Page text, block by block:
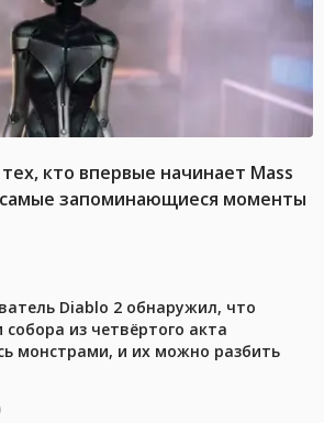
кто впервые начинает Mass
запоминающиеся моменты
Diablo 2 обнаружил, что
из четвёртого акта
монстрами, и их можно разбить